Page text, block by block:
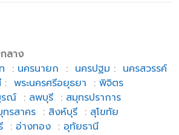
ลาง
: นครนายก : นครปฐม : นครสวรรค์
:พระนครศรีอยุธยา :พิจิตร
รณ์ : ลพบุรี : สมุทรปราการ
รสาคร : สิงห์บุรี : สุโขทัย
: อ่างทอง : อุทัยธานี